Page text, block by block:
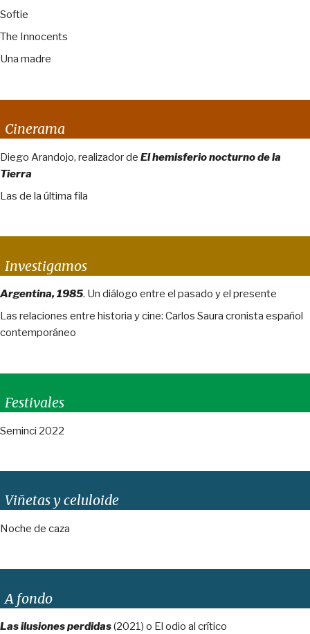
Softie
The Innocents
Una madre
Cinerama
Diego Arandojo, realizador de El hemisferio nocturno de la
Tierra
Las de la última fila
Investigamos
Argentina, 1985. Un diálogo entre el pasado y el presente
Las relaciones entre historia y cine: Carlos Saura cronista español
contemporáneo
Festivales
Seminci 2022
Viñetas y celuloide
Noche de caza
A fondo
Las ilusiones perdidas(2021) o El odio al crítico